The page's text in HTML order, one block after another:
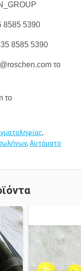
8585 5390
8585 5390
το
το
,
, Αυτόματο